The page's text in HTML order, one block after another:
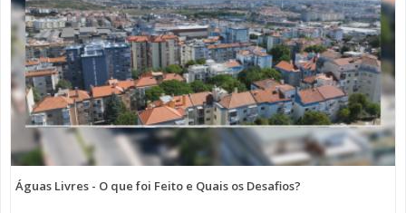
Águas Livres - O que foi Feito e Quais os Desafios?